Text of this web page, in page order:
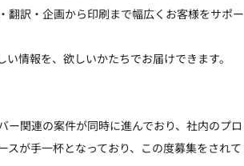
翻訳・企画から印刷まで幅広くお客様をサポー
い情報を、欲しいかたちでお届けできます。
ー関連の案件が同時に進んでおり、社内のプロ
スが手一杯となっており、この度募集をされて